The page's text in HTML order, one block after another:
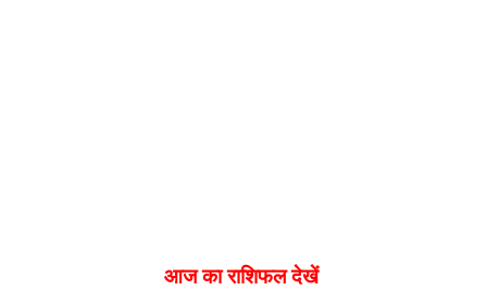
आज का राशिफल देखें